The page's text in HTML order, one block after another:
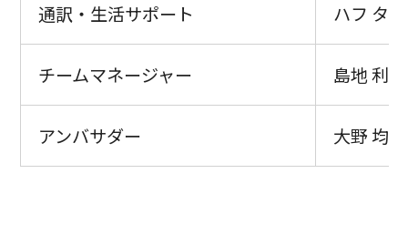
通訳・生活サポート ハフ タ
チームマネージャー 島地 利奈
アンバサダー 大野 均